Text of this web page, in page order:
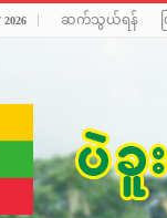
2026 ဆက်သွယ်ရန်